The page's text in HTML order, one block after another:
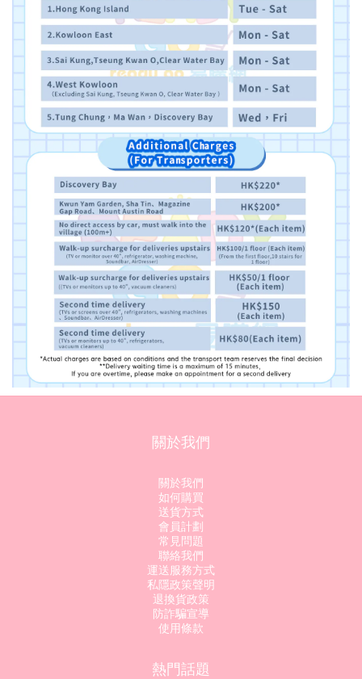
關於我們
關於我們
如何購買
送貨方式
會員計劃
常見問題
聯絡我們
運送服務方式
私隱政策聲明
退換貨政策
防詐騙宣導
使用條款
熱門話題